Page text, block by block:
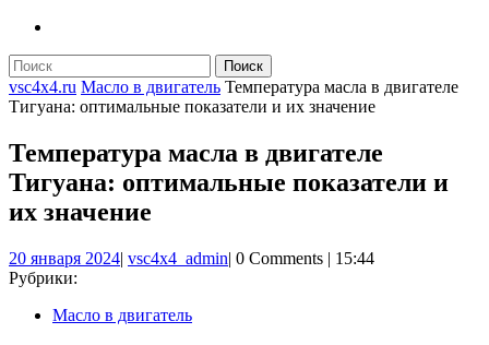
КНОПКА
Найти:
vsc4x4.ru Масло в двигатель Температура масла в двигателе
Тигуана: оптимальные показатели и их значение
Температура масла в двигателе
Тигуана: оптимальные показатели и
их значение
20 января 202420
| vsc4x4_adminvsc4x4_admin
| 0 Comments | 15:44
Рубрики:
Масло в двигатель